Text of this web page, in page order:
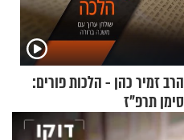
הרב זמיר כהן - הלכות פורים:
סימן תרפ"ז